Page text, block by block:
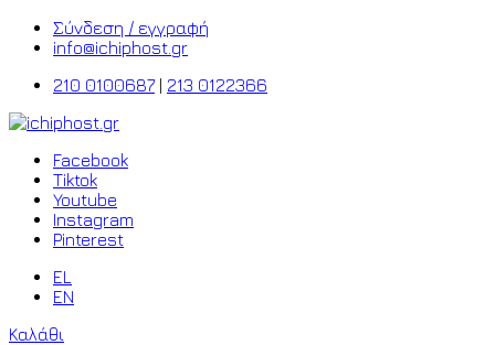
Σύνδεση / εγγραφή
info@ichiphost.gr
210 0100687 | 213 0122366
Facebook
Tiktok
Youtube
Instagram
Pinterest
EL
EN
Καλάθι